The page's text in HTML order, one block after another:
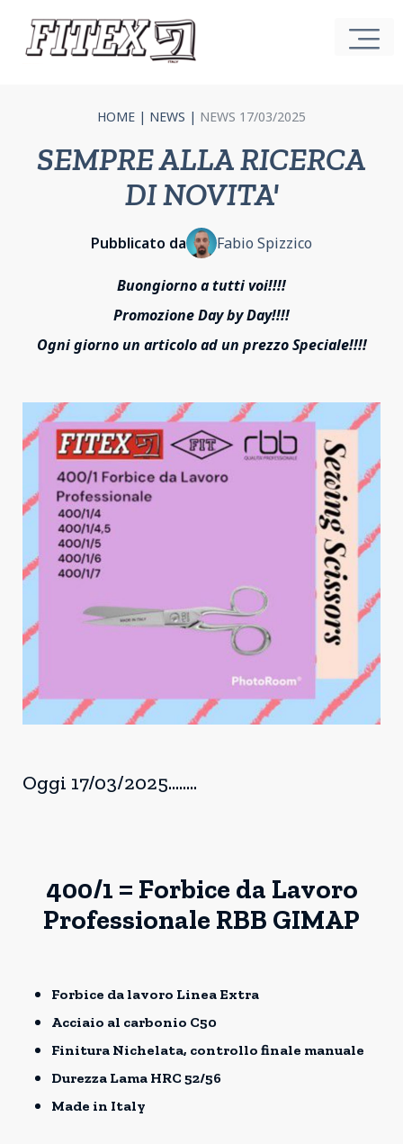
HOME | NEWS | NEWS 17/03/2025
SEMPRE ALLA RICERCA
DI NOVITA'
Pubblicato da Fabio Spizzico
Buongiorno a tutti voi!!!!
Promozione Day by Day!!!!
Ogni giorno un articolo ad un prezzo Speciale!!!!
Oggi 17/03/2025........
400/1 = Forbice da Lavoro
Professionale RBB GIMAP
Forbice da lavoro Linea Extra
Acciaio al carbonio C50
Finitura Nichelata, controllo finale manuale
Durezza Lama HRC 52/56
Made in Italy